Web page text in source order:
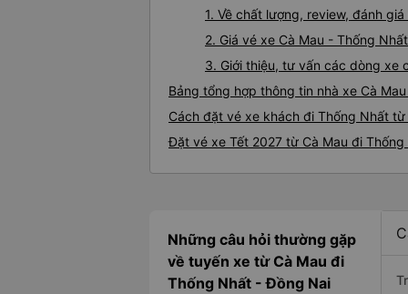
1. Về chất lượng, review, đánh
2. Giá vé xe Cà Mau - Thống Nhất
3. Giới thiệu, tư vấn các dòng xe
Bảng tổng hợp thông tin nhà xe Cà
Cách đặt vé xe khách đi Thống Nhất
Đặt vé xe Tết 2027 từ Cà Mau đi Thống
Những câu hỏi thường gặp
về tuyến xe từ Cà Mau đi
Thống Nhất - Đồng Nai